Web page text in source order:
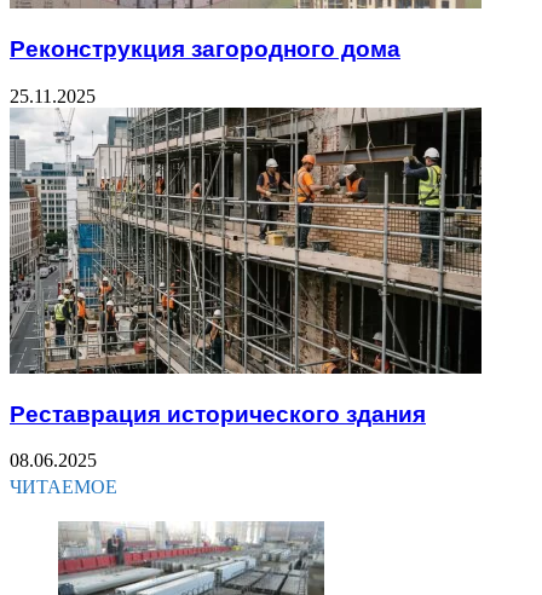
Реконструкция загородного дома
25.11.2025
Реставрация исторического здания
08.06.2025
ЧИТАЕМОЕ